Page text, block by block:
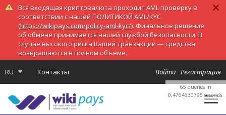
Вся входящая криптовалюта проходит AML проверку в
соответствии с нашей ПОЛИТИКОЙ AML/KYC
(https://wikipays.com/policy-aml-kyc/). Финальное решение
об обмене принимается нашей службой безопасности. В
случае высокого риска Вашей транзакции — средства
возвращаются в полном объеме.
RU Контакты Регистрация
Войти
65 queries in
0,4764630795 seconds.